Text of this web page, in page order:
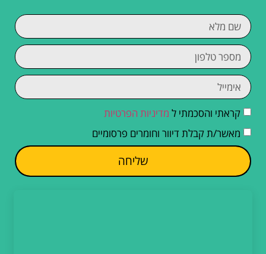
קראתי והסכמתי ל מדיניות הפרטיות
מאשר/ת קבלת דיוור וחומרים פרסומיים
שליחה